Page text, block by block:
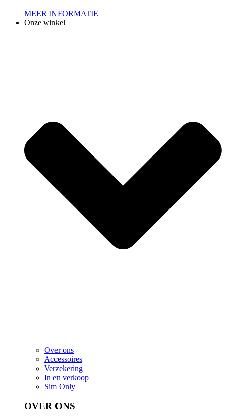
MEER INFORMATIE
Onze winkel
Over ons
Accessoires
Verzekering
In en verkoop
Sim Only
OVER ONS